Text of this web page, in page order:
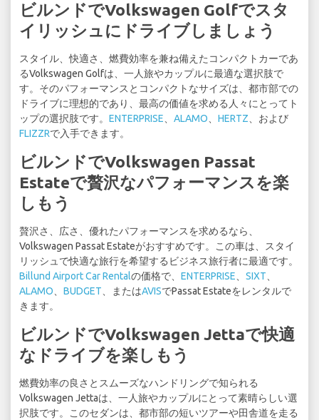
ビルンドでVolkswagen Golfでスタ
イリッシュにドライブしましょう
スタイル、快適さ、燃費効率を兼ね備えたコンパクトカーであ
るVolkswagen Golfは、一人旅やカップルに最適な選択肢で
す。そのパフォーマンスとコンパクトなサイズは、都市部での
ドライブに理想的であり、最高の価値を求める人々にとってト
ップの選択肢です。 ENTERPRISE ALAMO HERTZ 、および
FLIZZRで入手できます。
ビルンドでVolkswagen Passat
Estateで贅沢なパフォーマンスを楽
しもう
贅沢さ、広さ、優れたパフォーマンスを求めるなら、
Volkswagen Passat Estateがおすすめです。この車は、スタイ
リッシュで快適な旅行を希望するビジネス旅行者に最適です。
Billund Airport Car Rentalの価格で、 ENTERPRISE SIXT
ALAMO
BUDGET 、またはAVISでPassat Estateをレンタルで
きます。
ビルンドでVolkswagen Jettaで快適
なドライブを楽しもう
燃費効率の良さとスムーズなハンドリングで知られる
Volkswagen Jettaは、一人旅やカップルにとって素晴らしい選
択肢です。このセダンは、都市部の短いツアーや田舎道を走る